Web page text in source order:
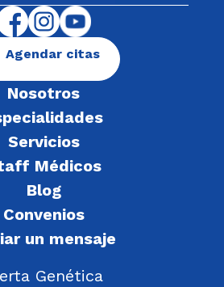
Nosotros
Servicios
Médicos
Blog
Convenios
un mensaje
Genética
Agendar citas